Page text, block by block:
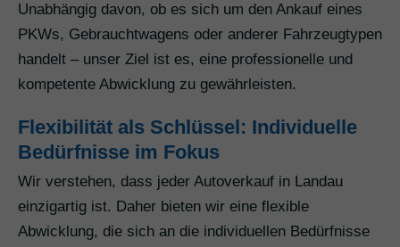
Unabhängig davon, ob es sich um den Ankauf eines
PKWs, Gebrauchtwagens oder anderer Fahrzeugtypen
handelt – unser Ziel ist es, eine professionelle und
kompetente Abwicklung zu gewährleisten.
Flexibilität als Schlüssel: Individuelle
Bedürfnisse im Fokus
Wir verstehen, dass jeder Autoverkauf in Landau
einzigartig ist. Daher bieten wir eine flexible
Abwicklung, die sich an die individuellen Bedürfnisse